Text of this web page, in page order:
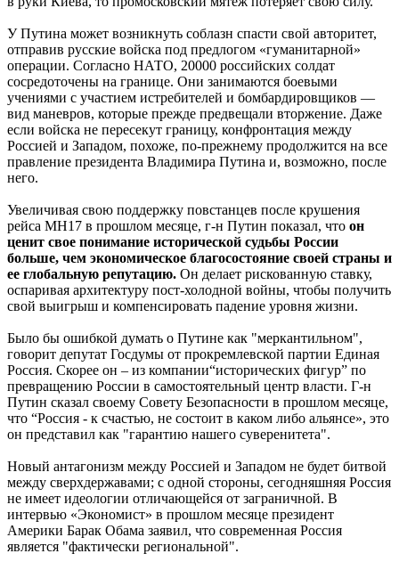
У Путина может возникнуть соблазн спасти свой авторитет,
отправив русские войска под предлогом «гуманитарной»
операции. Согласно НАТО, 20000 российских солдат
сосредоточены на границе. Они занимаются боевыми
учениями с участием истребителей и бомбардировщиков —
вид маневров, которые прежде предвещали вторжение. Даже
если войска не пересекут границу, конфронтация между
Россией и Западом, похоже, по-прежнему продолжится на все
правление президента Владимира Путина и, возможно, после
него.
Увеличивая свою поддержку повстанцев после крушения
рейса MH17 в прошлом месяце, г-н Путин показал, что он
ценит свое понимание исторической судьбы России
больше, чем экономическое благосостояние своей страны и
ее глобальную репутацию. Он делает рискованную ставку,
оспаривая архитектуру пост-холодной войны, чтобы получить
свой выигрыш и компенсировать падение уровня жизни.
Было бы ошибкой думать о Путине как "меркантильном",
говорит депутат Госдумы от прокремлевской партии Единая
Россия. Скорее он – из компании“исторических фигур” по
превращению России в самостоятельный центр власти. Г-н
Путин сказал своему Совету Безопасности в прошлом месяце,
что “Россия - к счастью, не состоит в каком либо альянсе», это
он представил как "гарантию нашего суверенитета".
Новый антагонизм между Россией и Западом не будет битвой
между сверхдержавами; с одной стороны, сегодняшняя Россия
не имеет идеологии отличающейся от заграничной. В
интервью «Экономист» в прошлом месяце президент
Америки Барак Обама заявил, что современная Россия
является "фактически региональной".